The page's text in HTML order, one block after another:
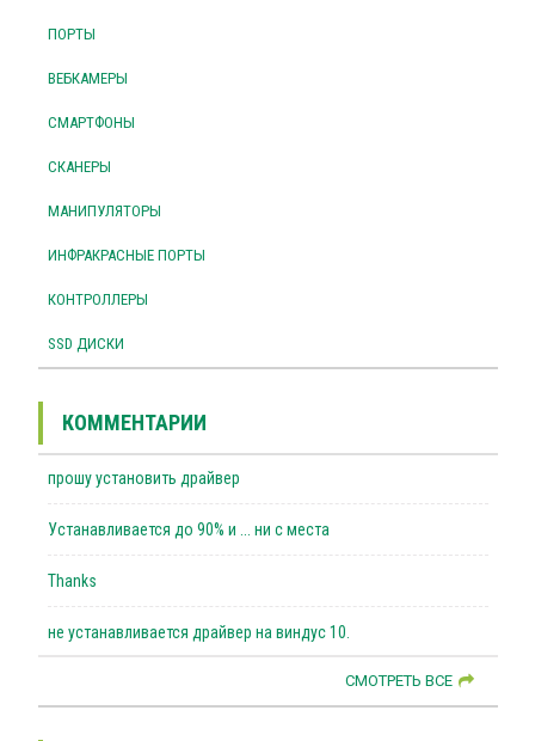
ПОРТЫ
ВЕБКАМЕРЫ
СМАРТФОНЫ
СКАНЕРЫ
МАНИПУЛЯТОРЫ
ИНФРАКРАСНЫЕ ПОРТЫ
КОНТРОЛЛЕРЫ
SSD ДИСКИ
КОММЕНТАРИИ
прошу установить драйвер
Устанавливается до 90% и ... ни с места
Thanks
не устанавливается драйвер на виндус 10.
СМОТРЕТЬ ВСЕ